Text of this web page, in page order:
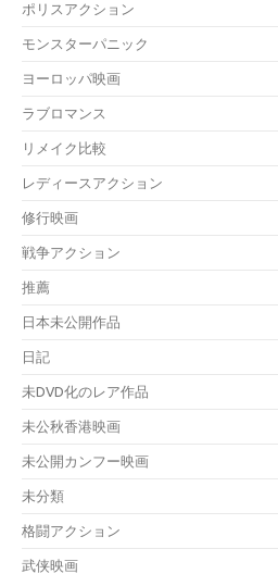
ポリスアクション
モンスターパニック
ヨーロッパ映画
ラブロマンス
リメイク比較
レディースアクション
修行映画
戦争アクション
推薦
日本未公開作品
日記
未DVD化のレア作品
未公秋香港映画
未公開カンフー映画
未分類
格闘アクション
武侠映画